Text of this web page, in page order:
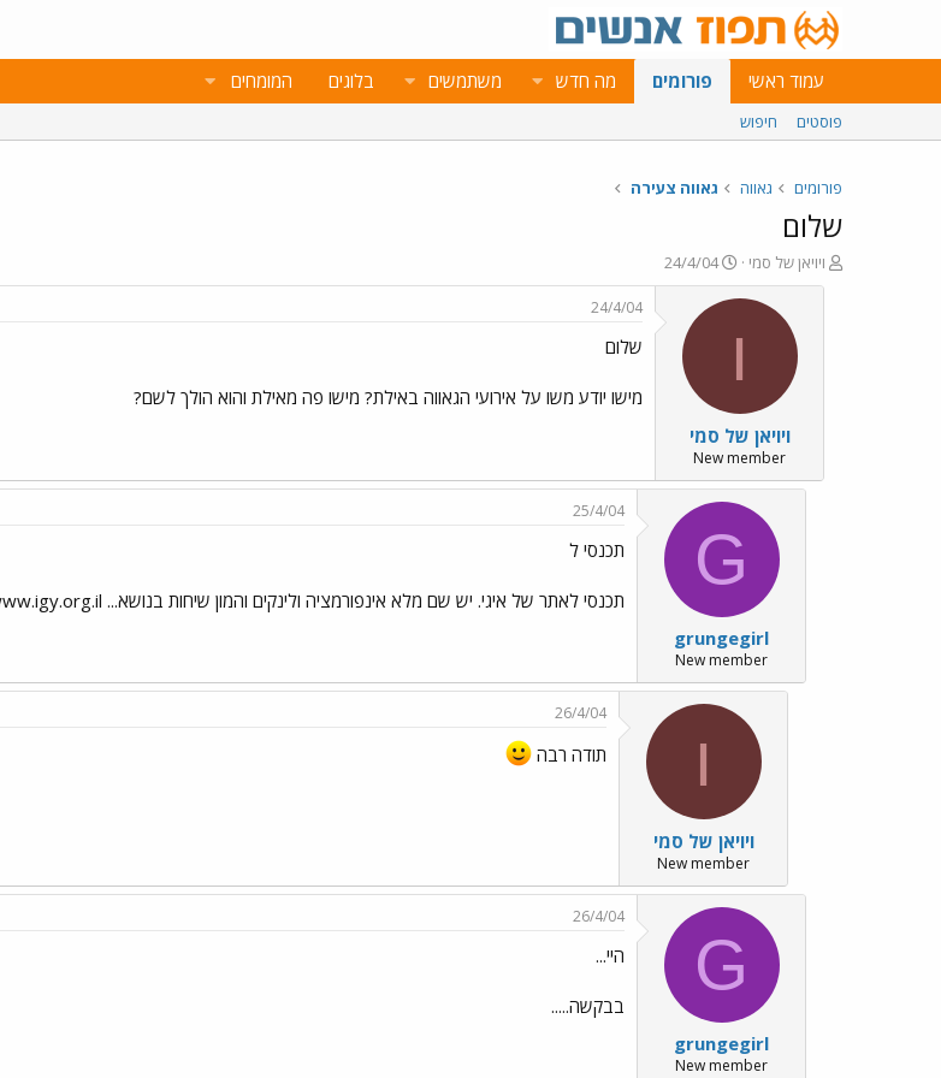
עמוד ראשי פורומים מה חדש משתמשים בלוגים המומחים
פוסטים חיפוש
פורומים גאווה גאווה צעירה
שלום
פ
ו
ויויאן של סמי
פ
ו
ר
א
ר
י
ך
24/4/04
ו
ויויאן של סמי
New member
24/4/04
שלום
מישו יודע משו על אירועי הגאווה באילת? מישו פה מאילת והוא הולך לשם?
G
grungegirl
New member
25/4/04
תכנסי ל
תכנסי לאתר של איגי. יש שם מלא אינפורמציה ולינקים והמון שיחות בנושא... www.igy.org.il
ו
ויויאן של סמי
New member
26/4/04
תודה רבה
G
grungegirl
New member
26/4/04
היי...
בבקשה.....